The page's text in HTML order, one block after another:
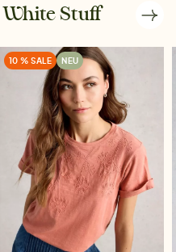
White Stuff
10 % SALE NEU